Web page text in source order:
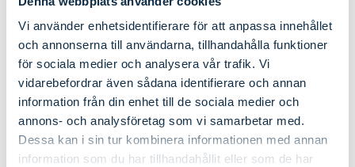
Vi använder enhetsidentifierare för att anpassa innehållet
och annonserna till användarna, tillhandahålla funktioner
för sociala medier och analysera vår trafik. Vi
vidarebefordrar även sådana identifierare och annan
information från din enhet till de sociala medier och
annons- och analysföretag som vi samarbetar med.
Dessa kan i sin tur kombinera informationen med annan
information som du har tillhandahållit eller som de har